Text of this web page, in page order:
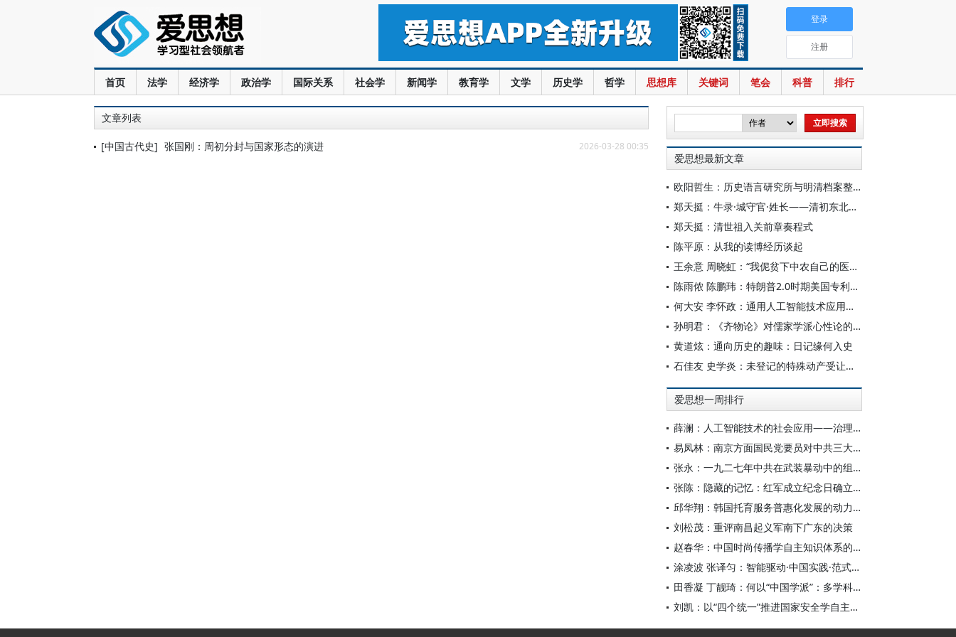
首页 法学 经济学 政治学 国际关系 社会学 新闻学 教育学 文学 历史学 哲学 思想库 关键词 笔会 科普 排行
登录
注册
文章列表
[中国古代史] 张国刚：周初分封与国家形态的演进 2026-03-28 00:35
爱思想最新文章
欧阳哲生：历史语言研究所与明清档案整理工作（1928-1949年）
郑天挺：牛录·城守官·姓长——清初东北的地方行政机构
郑天挺：清世祖入关前章奏程式
陈平原：从我的读博经历谈起
王余意 周晓虹：“我伲贫下中农自己的医生”——赤脚医生的视觉表征与形象建构（1965—1978）
陈雨侬 陈鹏玮：特朗普2.0时期美国专利制度的“武器化”演进与中国应对
何大安 李怀政：通用人工智能技术应用下的数字调节机制
孙明君：《齐物论》对儒家学派心性论的回应
黄道炫：通向历史的趣味：日记缘何入史
石佳友 史学炎：未登记的特殊动产受让人排除强制执行问题研究
爱思想一周排行
薛澜：人工智能技术的社会应用——治理挑战
易凤林：南京方面国民党要员对中共三大起义的反应
张永：一九二七年中共在武装暴动中的组织转型
张陈：隐藏的记忆：红军成立纪念日确立前中共对南昌起义的纪念
邱华翔：韩国托育服务普惠化发展的动力机制、制度路径与政策效应
刘松茂：重评南昌起义军南下广东的决策
赵春华：中国时尚传播学自主知识体系的内在逻辑与实践路径
涂凌波 张译匀：智能驱动·中国实践·范式创新：“构建中国新闻传播学自主知识体系”专题研讨会综述
田香凝 丁靓琦：何以“中国学派”：多学科视野下中国特色新闻传播学建设的研究
刘凯：以“四个统一”推进国家安全学自主知识体系构建